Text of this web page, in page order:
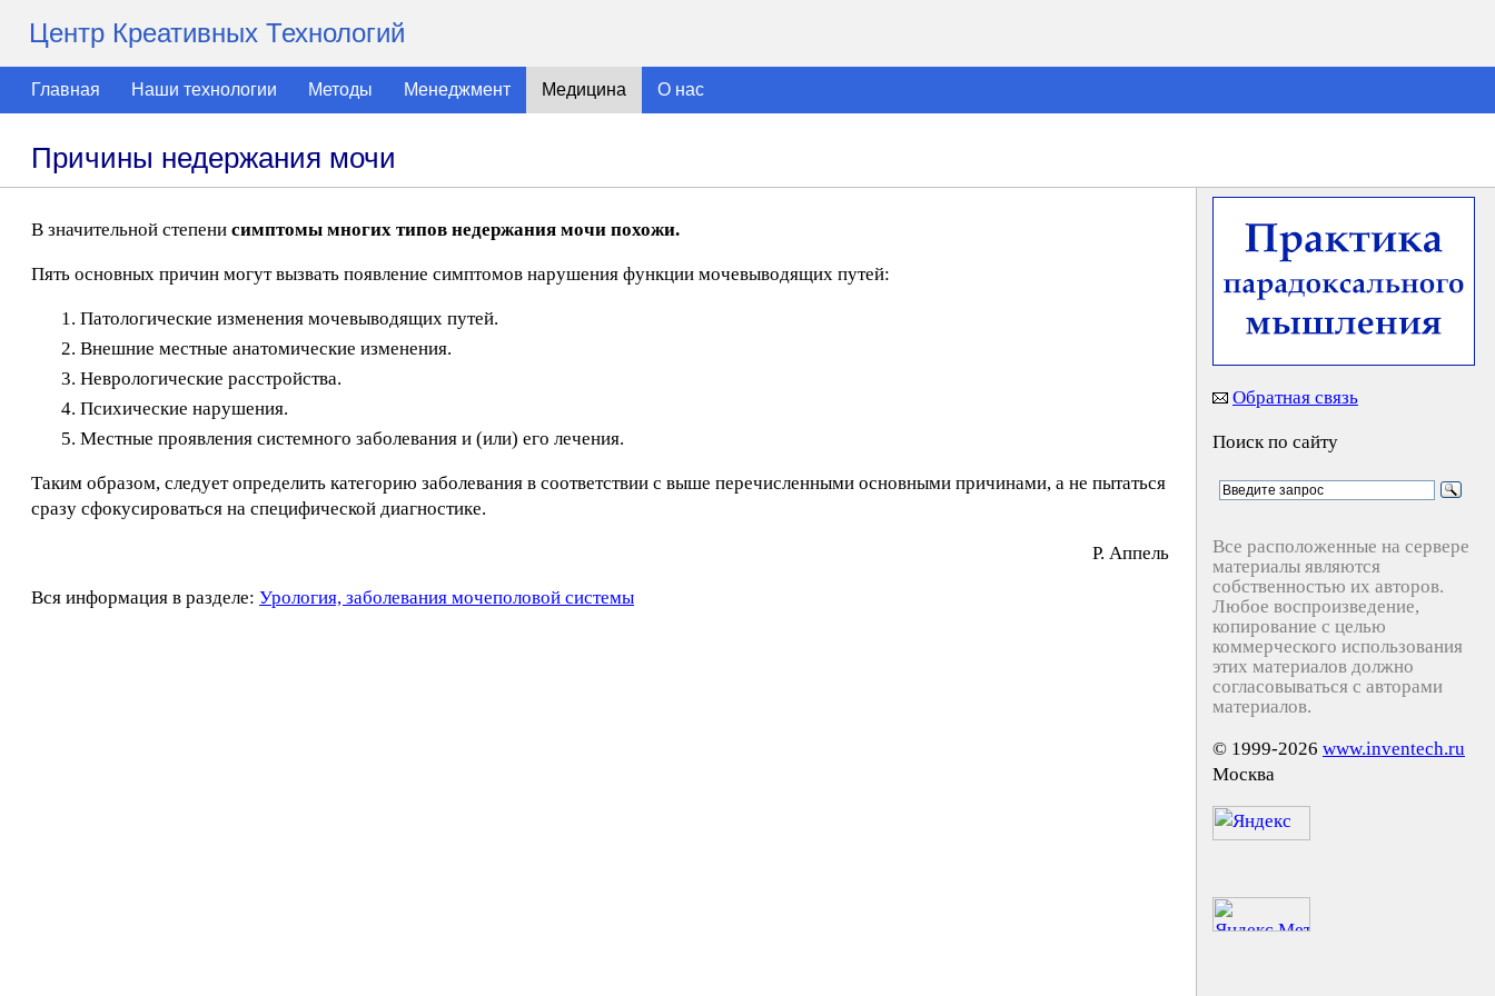
Центр Креативных Технологий
Главная Наши технологии Методы Менеджмент Медицина О нас
Причины недержания мочи
В значительной степени симптомы многих типов недержания мочи похожи.
Пять основных причин могут вызвать появление симптомов нарушения функции мочевыводящих путей:
Патологические изменения мочевыводящих путей.
Внешние местные анатомические изменения.
Неврологические расстройства.
Психические нарушения.
Местные проявления системного заболевания и (или) его лечения.
Таким образом, следует определить категорию заболевания в соответствии с выше перечисленными основными причинами, а не пытаться
сразу сфокусироваться на специфической диагностике.
Р. Aппeль
Вся информация в разделе: Урология, заболевания мочеполовой системы
Обратная связь
Поиск по сайту
Все расположенные на сервере
материалы являются
собственностью их авторов.
Любое воспроизведение,
копирование с целью
коммерческого использования
этих материалов должно
согласовываться с авторами
материалов.
© 1999-2026 www.inventech.ru
Москва